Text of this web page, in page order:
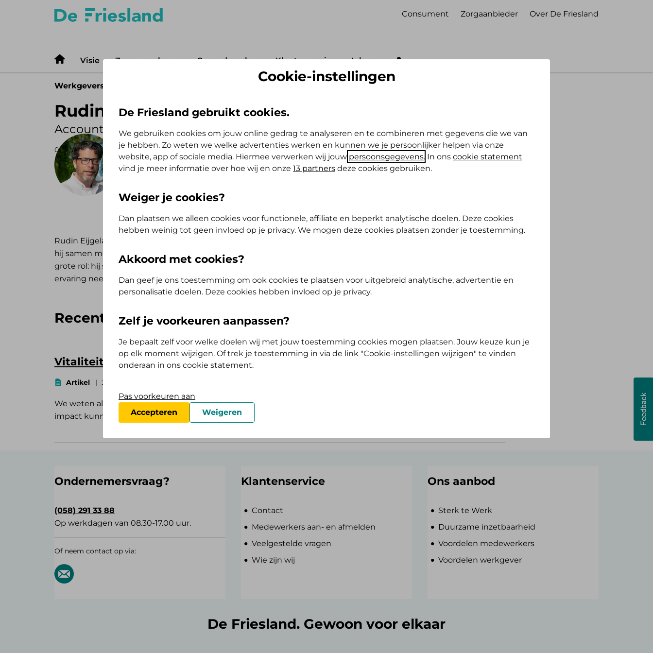
Consument Zorgaanbieder Over De Friesland
Visie Zorg verzekeren Gezond werken Klantenservice Inloggen
Werkgevers
Rudin Eijgelaar
Accountmanager De Friesland
06-03-2026 Rudin Eijgelaar
Accountmanager bij De Friesland
Rudin Eijgelaar is al jaren accountmanager bij De Friesland. In zijn columns laat hij zien hoe
hij samen met werkgevers werkt aan vitaliteit en gezondheid. Ook privé speelt vitaliteit een
grote rol: hij sport regelmatig en doet dagelijks eenvoudige oefeningen. Die persoonlijke
ervaring neemt hij mee in z'n verhalen.
Recente artikelen
Vitaliteit: de motor achter productiviteit en plezier in werk
Artikel 3 min
We weten allemaal hoe belangrijk vitaliteit is, maar doen er weleens te weinig mee. Ontdek hoe kleine keuzes grote
impact kunnen hebben op jou én je organisatie.
Ondernemersvraag?
(058) 291 33 88
Op werkdagen van 08.30-17.00 uur.
Of neem contact op via:
Klantenservice
Contact
Medewerkers aan- en afmelden
Veelgestelde vragen
Wie zijn wij
Ons aanbod
Sterk te Werk
Duurzame inzetbaarheid
Voordelen medewerkers
Voordelen werkgever
De Friesland. Gewoon voor elkaar
Cookie-instellingen
De Friesland gebruikt cookies.
We gebruiken cookies om jouw online gedrag te analyseren en te combineren met gegevens die we van
je hebben. Zo weten we welke advertenties werken en kunnen we je persoonlijker helpen via onze
website, app of sociale media. Hiermee verwerken wij jouw persoonsgegevens. In ons cookie statement
vind je meer informatie over hoe wij en onze 13 partners deze cookies gebruiken.
Weiger je cookies?
Dan plaatsen we alleen cookies voor functionele, affiliate en beperkt analytische doelen. Deze cookies
hebben weinig tot geen invloed op je privacy. We mogen deze cookies plaatsen zonder je toestemming.
Akkoord met cookies?
Dan geef je ons toestemming om ook cookies te plaatsen voor uitgebreid analytische, advertentie en
personalisatie doelen. Deze cookies hebben invloed op je privacy.
Zelf je voorkeuren aanpassen?
Je bepaalt zelf voor welke doelen wij met jouw toestemming cookies mogen plaatsen. Jouw keuze kun je
op elk moment wijzigen. Of trek je toestemming in via de link "Cookie-instellingen wijzigen" te vinden
onderaan in ons cookie statement.
Pas voorkeuren aan
Accepteren
Weigeren